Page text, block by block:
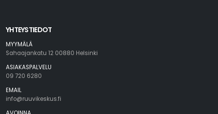
YHTEYSTIEDOT
MYYMÄLÄ
Sahaajankatu 12 00880 Helsinki
ASIAKASPALVELU
09 720 6280
EMAIL
info@ruuvikeskus.fi